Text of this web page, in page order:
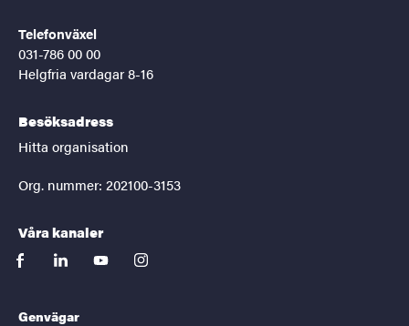
Telefonväxel
031-786 00 00
Helgfria vardagar 8-16
Besöksadress
Hitta organisation
Org. nummer: 202100-3153
Våra kanaler
facebooklinkedinyoutubeinstagram
Genvägar